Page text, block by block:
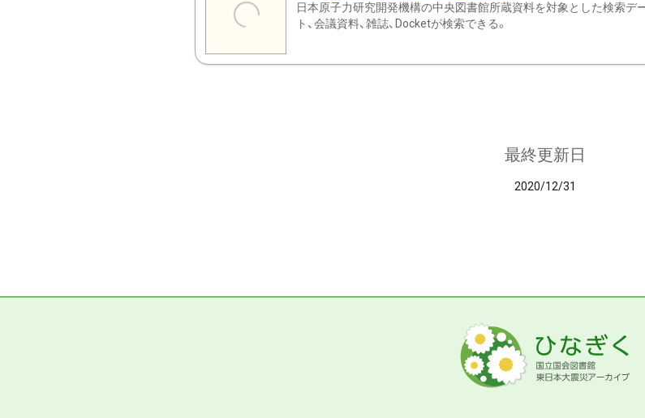
日本原子力研究開発機構の中央図書館所蔵資料を対象とした検索デ
ト、会議資料、雑誌、Docketが検索できる。
最終更新日
2020/12/31